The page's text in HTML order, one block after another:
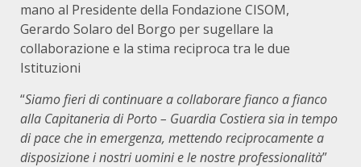
mano al Presidente della Fondazione CISOM,
Gerardo Solaro del Borgo per sugellare la
collaborazione e la stima reciproca tra le due
Istituzioni
“Siamo fieri di continuare a collaborare fianco a fianco
alla Capitaneria di Porto – Guardia Costiera sia in tempo
di pace che in emergenza, mettendo reciprocamente a
disposizione i nostri uomini e le nostre professionalità”